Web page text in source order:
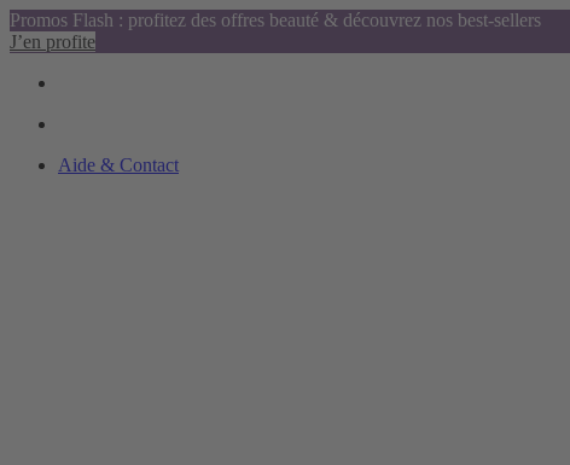
Promos Flash : profitez des offres beauté & découvrez nos best-sellers
J’en profite
Aide & Contact